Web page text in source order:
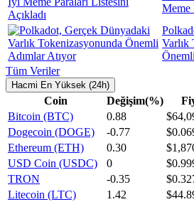
Meme
Varlık
Tüm Veriler
Hacmi En Yüksek (24h)
Coin Değişim(%)
Bitcoin (BTC)
0.88
Dogecoin (DOGE)
-0.77
Ethereum (ETH)
0.30
USD Coin (USDC)
0
TRON
-0.35
Litecoin (LTC)
1.42